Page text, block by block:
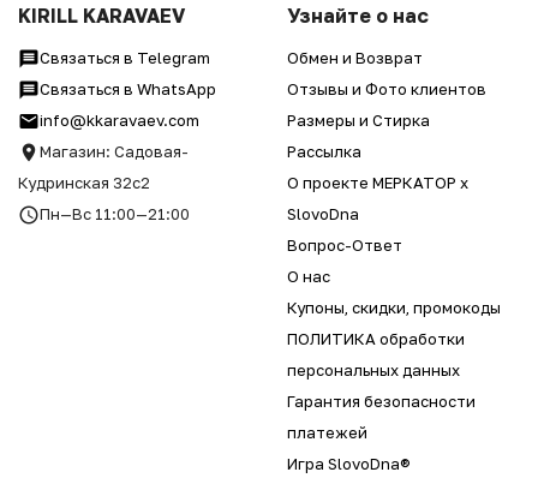
KIRILL KARAVAEV
Связаться в Telegram
Связаться в WhatsApp
info@kkaravaev.com
Магазин: Садовая-
Кудринская 32с2
Пн—Вс 11:00—21:00
Узнайте о нас
Обмен и Возврат
Отзывы и Фото клиентов
Размеры и Стирка
Рассылка
О проекте МЕРКАТОР x
SlovoDna
Вопрос-Ответ
О нас
Купоны, скидки, промокоды
ПОЛИТИКА обработки
персональных данных
Гарантия безопасности
платежей
Игра SlovoDna®